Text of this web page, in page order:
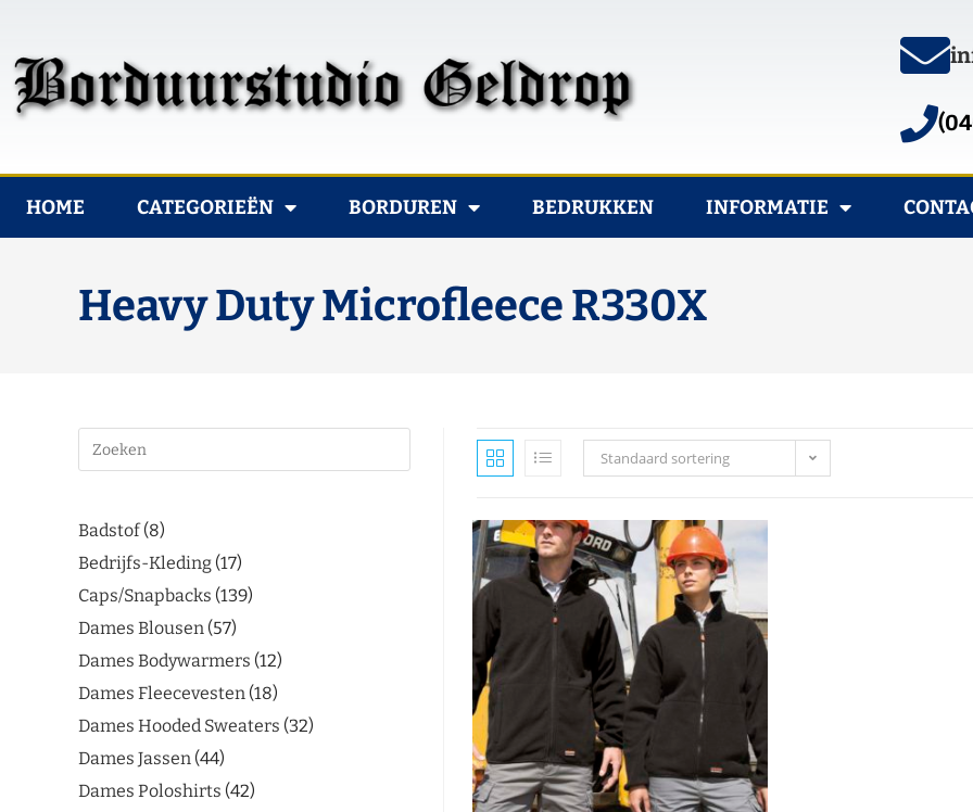
HOME CATEGORIEËN BORDUREN BEDRUKKEN INFORMATIE
Heavy Duty Microfleece R330X
Standaard sortering
Badstof 8
Bedrijfs-Kleding 17
Caps/Snapbacks 139
Dames Blousen 57
Dames Bodywarmers 12
Dames Fleecevesten 18
Dames Hooded Sweaters 32
Dames Jassen 44
Dames Poloshirts 42